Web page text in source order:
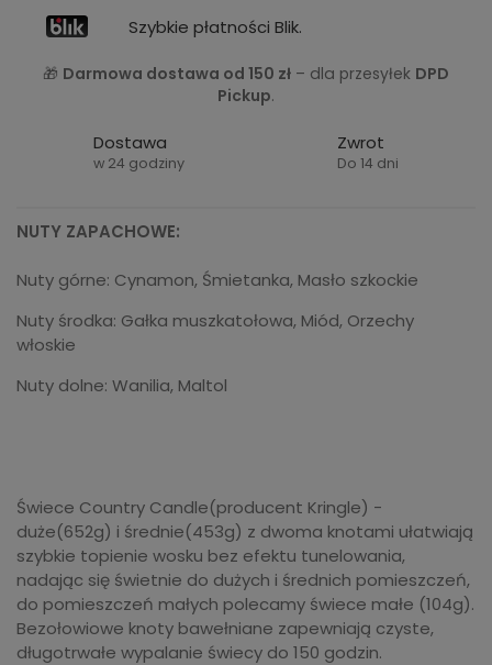
Szybkie płatności Blik.
🎁 Darmowa dostawa od 150 zł – dla przesyłek DPD
Pickup.
Dostawa
w 24 godziny
Zwrot
Do 14 dni
NUTY ZAPACHOWE:
Nuty górne: Cynamon, Śmietanka, Masło szkockie
Nuty środka: Gałka muszkatołowa, Miód, Orzechy
włoskie
Nuty dolne: Wanilia, Maltol
Świece Country Candle(producent Kringle) -
duże(652g) i średnie(453g) z dwoma knotami ułatwiają
szybkie topienie wosku bez efektu tunelowania,
nadając się świetnie do dużych i średnich pomieszczeń,
do pomieszczeń małych polecamy świece małe (104g).
Bezołowiowe knoty bawełniane zapewniają czyste,
długotrwałe wypalanie świecy do 150 godzin.